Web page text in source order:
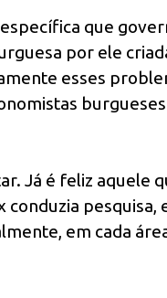
que
por ele
esses
Já é feliz aquele
conduzia pesquisa,
em cada